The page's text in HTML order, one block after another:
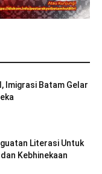
Imigrasi Batam Gelar
Literasi Untuk
Kebhinekaan